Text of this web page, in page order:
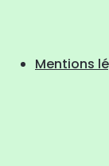
Mentions